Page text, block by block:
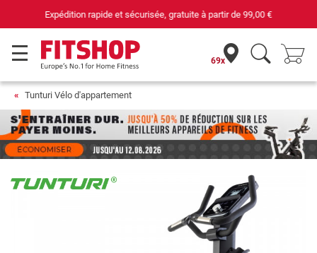
69 magasins avec 75 techniciens
69x
Tunturi Vélo d'appartement